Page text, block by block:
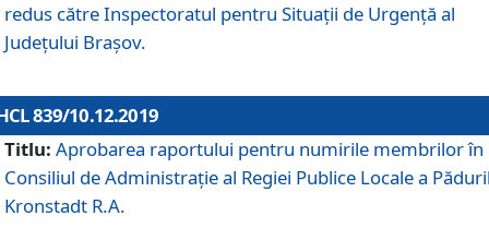
redus către Inspectoratul pentru Situaţii de Urgenţă al
Judeţului Brașov.
839/10.12.2019
Titlu: Aprobarea raportului pentru numirile membrilor în
Consiliul de Administraţie al Regiei Publice Locale a
Kronstadt R.A.